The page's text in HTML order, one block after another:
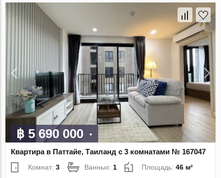
฿ 5 690 000
Квартира в Паттайе, Таиланд с 3 комнатами № 167047
Комнат:3 Ванных: 1 Площадь:46 м²